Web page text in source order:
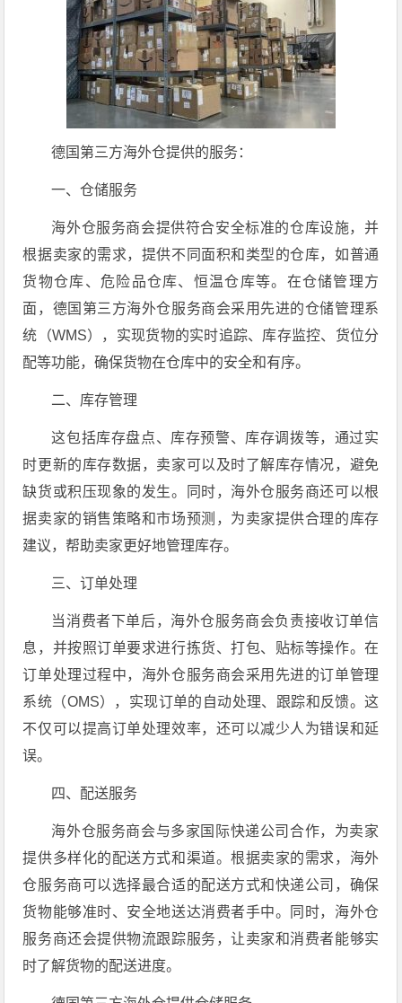
德国第三方海外仓提供的服务：
一、仓储服务
海外仓服务商会提供符合安全标准的仓库设施，并
根据卖家的需求，提供不同面积和类型的仓库，如普通
货物仓库、危险品仓库、恒温仓库等。在仓储管理方
面，德国第三方海外仓服务商会采用先进的仓储管理系
统（WMS），实现货物的实时追踪、库存监控、货位分
配等功能，确保货物在仓库中的安全和有序。
二、库存管理
这包括库存盘点、库存预警、库存调拨等，通过实
时更新的库存数据，卖家可以及时了解库存情况，避免
缺货或积压现象的发生。同时，海外仓服务商还可以根
据卖家的销售策略和市场预测，为卖家提供合理的库存
建议，帮助卖家更好地管理库存。
三、订单处理
当消费者下单后，海外仓服务商会负责接收订单信
息，并按照订单要求进行拣货、打包、贴标等操作。在
订单处理过程中，海外仓服务商会采用先进的订单管理
系统（OMS），实现订单的自动处理、跟踪和反馈。这
不仅可以提高订单处理效率，还可以减少人为错误和延
误。
四、配送服务
海外仓服务商会与多家国际快递公司合作，为卖家
提供多样化的配送方式和渠道。根据卖家的需求，海外
仓服务商可以选择最合适的配送方式和快递公司，确保
货物能够准时、安全地送达消费者手中。同时，海外仓
服务商还会提供物流跟踪服务，让卖家和消费者能够实
时了解货物的配送进度。